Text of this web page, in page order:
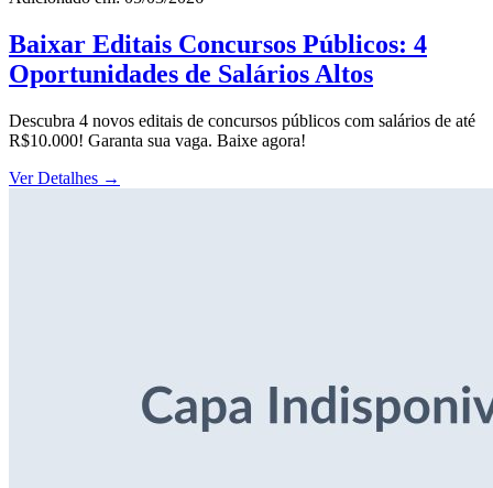
Baixar Editais Concursos Públicos: 4
Oportunidades de Salários Altos
Descubra 4 novos editais de concursos públicos com salários de até
R$10.000! Garanta sua vaga. Baixe agora!
Ver Detalhes →